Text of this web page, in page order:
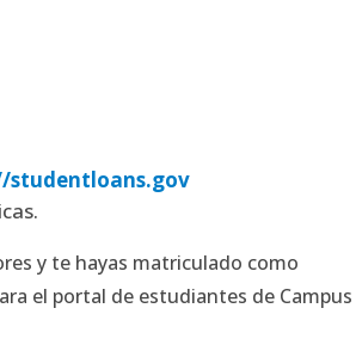
studentloans.gov
y te hayas matriculado como
el portal de estudiantes de Campus